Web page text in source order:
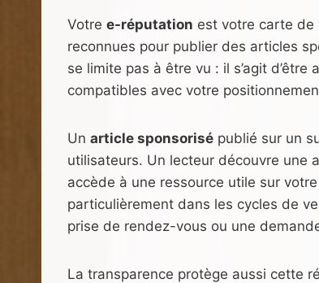
Votre e-réputation est votre carte de
reconnues pour publier des articles
se limite pas à être vu : il s’agit
compatibles avec votre
Un article sponsorisé publié sur un
utilisateurs. Un lecteur découvre une
accède à une ressource utile sur
particulièrement dans les cycles de
prise de rendez-vous ou une
La transparence protège aussi cette